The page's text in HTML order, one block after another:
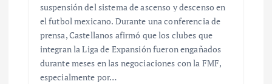
suspensión del sistema de ascenso y descenso en
el futbol mexicano. Durante una conferencia de
prensa, Castellanos afirmó que los clubes que
integran la Liga de Expansión fueron engañados
durante meses en las negociaciones con la FMF,
especialmente por…